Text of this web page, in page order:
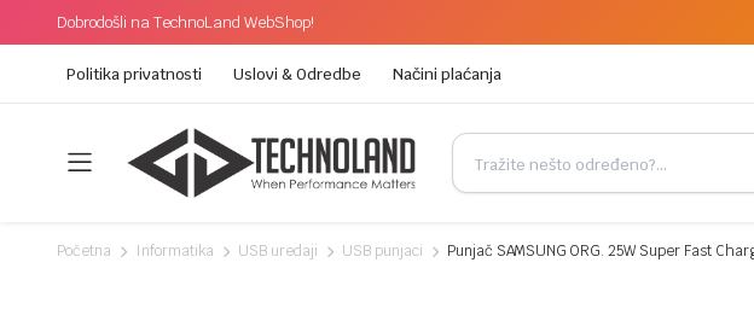
Dobrodošli na TechnoLand WebShop!
Politika privatnosti Uslovi & Odredbe Načini plaćanja
Početna Informatika USB uredaji USB punjaci Punjač SAMSUNG ORG. 25W Super Fast